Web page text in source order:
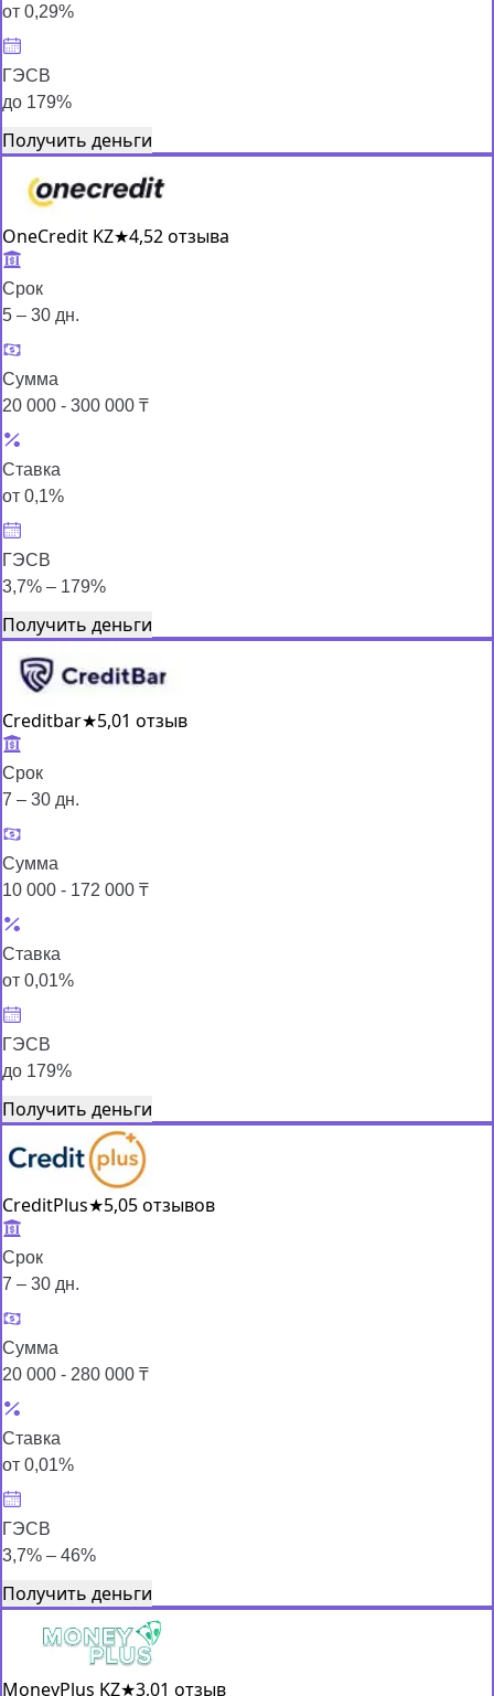
от 0,29%
ГЭСВ
до 179%
Получить деньги
OneCredit KZ★4,52 отзыва
Срок
5 – 30 дн.
Сумма
20 000 - 300 000 ₸
Ставка
от 0,1%
ГЭСВ
3,7% – 179%
Получить деньги
Creditbar★5,01 отзыв
Срок
7 – 30 дн.
Сумма
10 000 - 172 000 ₸
Ставка
от 0,01%
ГЭСВ
до 179%
Получить деньги
CreditPlus★5,05 отзывов
Срок
7 – 30 дн.
Сумма
20 000 - 280 000 ₸
Ставка
от 0,01%
ГЭСВ
3,7% – 46%
Получить деньги
MoneyPlus KZ★3,01 отзыв